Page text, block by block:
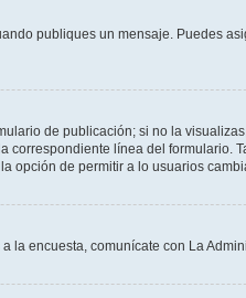
publiques un mensaje. Puedes
de publicación; si no la
línea del formulario.
opción de permitir a lo usuarios
la encuesta, comunícate con La